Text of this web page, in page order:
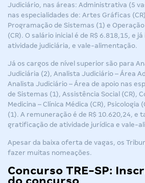
Judiciário, nas áreas: Administrativa (5
nas especialidades de: Artes Gráficas
Programação de Sistemas (1) e
(CR). O salário inicial é de R$ 6.818,15, e
atividade judiciária, e vale-alimentação.
Já os cargos de nível superior são para
Judiciária (2), Analista Judiciário – Área
Analista Judiciário – Área de apoio nas
de Sistemas (1), Assistência Social (CR),
Medicina – Clínica Médica (CR), Psicologia
(1). A remuneração é de R$ 10.620,24, e
gratificação de atividade jurídica e vale-
Apesar da baixa oferta de vagas, os
fazer muitas nomeações.
Concurso TRE-SP: